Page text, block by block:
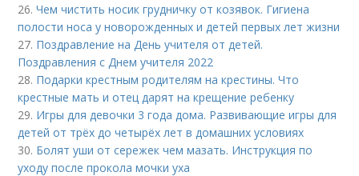
26.Чем чистить носик грудничку от козявок. Гигиена
полости носа у новорожденных и детей первых лет жизни
27. Поздравление на День учителя от детей.
Поздравления с Днем учителя 2022
28. Подарки крестным родителям на крестины. Что
крестные мать и отец дарят на крещение ребенку
29. Игры для девочки 3 года дома. Развивающие игры для
детей от трёх до четырёх лет в домашних условиях
30. Болят уши от сережек чем мазать. Инструкция по
уходу после прокола мочки уха